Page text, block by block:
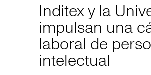
Inditex y la
impulsan una
laboral de
intelectual